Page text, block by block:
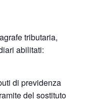
tributaria,
abilitati:
di previdenza
del sostituto